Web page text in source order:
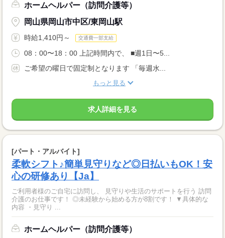
ホームヘルパー（訪問介護等）
岡山県岡山市中区/東岡山駅
時給1,410円～ 交通費一部支給
08：00〜18：00 上記時間内で、 ■週1日〜5...
ご希望の曜日で固定制となります 「毎週水...
もっと見る
求人詳細を見る
[パート・アルバイト]
柔軟シフト♪簡単見守りなど◎日払いもOK！安
心の研修あり【Ja】
ご利用者様のご自宅に訪問し、 見守りや生活のサポートを行う 訪問
介護のお仕事です！ ◎未経験から始める方が8割です！ ▼具体的な
内容 ・見守り ...
ホームヘルパー（訪問介護等）